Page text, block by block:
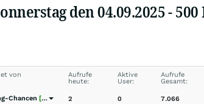
den 04.09.2025 -
von
Chancen [wO]
Aufrufe
heute:
2
Aktive
User:
0
Aufrufe
Gesamt:
7.066